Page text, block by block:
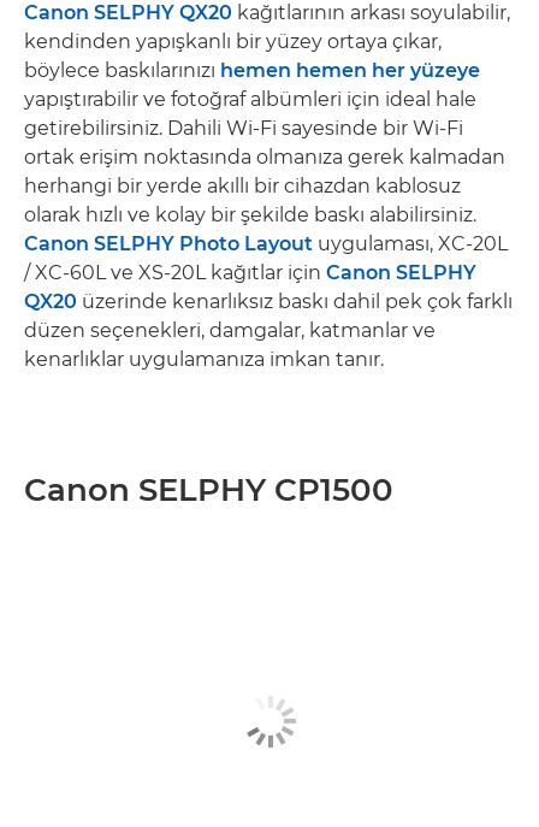
Canon SELPHY QX20 kağıtlarının arkası soyulabilir,
kendinden yapışkanlı bir yüzey ortaya çıkar,
böylece baskılarınızı hemen hemen her yüzeye
yapıştırabilir ve fotoğraf albümleri için ideal hale
getirebilirsiniz. Dahili Wi-Fi sayesinde bir Wi-Fi
ortak erişim noktasında olmanıza gerek kalmadan
herhangi bir yerde akıllı bir cihazdan kablosuz
olarak hızlı ve kolay bir şekilde baskı alabilirsiniz.
Canon SELPHY Photo Layout uygulaması, XC-20L
/ XC-60L ve XS-20L kağıtlar için Canon SELPHY
QX20 üzerinde kenarlıksız baskı dahil pek çok farklı
düzen seçenekleri, damgalar, katmanlar ve
kenarlıklar uygulamanıza imkan tanır.
Canon SELPHY CP1500